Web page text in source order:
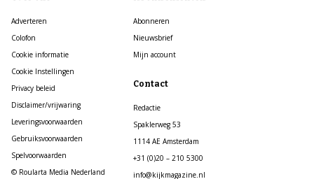
Adverteren
Colofon
Cookie informatie
Cookie Instellingen
Privacy beleid
Disclaimer/vrijwaring
Leveringsvoorwaarden
Gebruiksvoorwaarden
Spelvoorwaarden
© Roularta Media Nederland
Abonneren
Nieuwsbrief
Mijn account
Contact
Redactie
Spaklerweg 53
1114 AE Amsterdam
+31 (0)20 – 210 5300
info@kijkmagazine.nl